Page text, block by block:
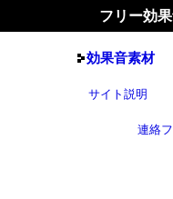
フリー効
効果音素材
サイト説明
連絡